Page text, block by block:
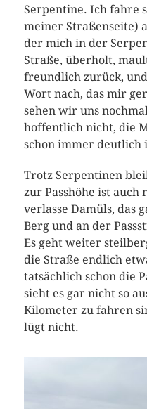
Serpentine. Ich fahre
meiner Straßenseite)
der mich in der
Straße, überholt,
freundlich zurück,
Wort nach, das mir
sehen wir uns
hoffentlich nicht, die
schon immer
Trotz Serpentinen
zur Passhöhe ist auch
verlasse Damüls, das
Berg und an der
Es geht weiter
die Straße endlich
tatsächlich schon die
sieht es gar nicht so
Kilometer zu fahren
lügt nicht.